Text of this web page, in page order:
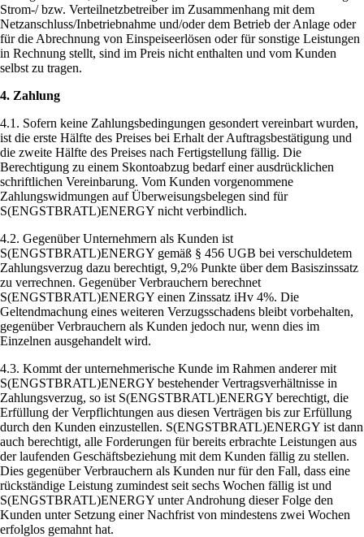
Strom-/ bzw. Verteilnetzbetreiber im Zusammenhang mit dem
Netzanschluss/Inbetriebnahme und/oder dem Betrieb der Anlage oder
für die Abrechnung von Einspeiseerlösen oder für sonstige Leistungen
in Rechnung stellt, sind im Preis nicht enthalten und vom Kunden
selbst zu tragen.
4. Zahlung
4.1. Sofern keine Zahlungsbedingungen gesondert vereinbart wurden,
ist die erste Hälfte des Preises bei Erhalt der Auftragsbestätigung und
die zweite Hälfte des Preises nach Fertigstellung fällig. Die
Berechtigung zu einem Skontoabzug bedarf einer ausdrücklichen
schriftlichen Vereinbarung. Vom Kunden vorgenommene
Zahlungswidmungen auf Überweisungsbelegen sind für
S(ENGSTBRATL)ENERGY nicht verbindlich.
4.2. Gegenüber Unternehmern als Kunden ist
S(ENGSTBRATL)ENERGY gemäß § 456 UGB bei verschuldetem
Zahlungsverzug dazu berechtigt, 9,2% Punkte über dem Basiszinssatz
zu verrechnen. Gegenüber Verbrauchern berechnet
S(ENGSTBRATL)ENERGY einen Zinssatz iHv 4%. Die
Geltendmachung eines weiteren Verzugsschadens bleibt vorbehalten,
gegenüber Verbrauchern als Kunden jedoch nur, wenn dies im
Einzelnen ausgehandelt wird.
4.3. Kommt der unternehmerische Kunde im Rahmen anderer mit
S(ENGSTBRATL)ENERGY bestehender Vertragsverhältnisse in
Zahlungsverzug, so ist S(ENGSTBRATL)ENERGY berechtigt, die
Erfüllung der Verpflichtungen aus diesen Verträgen bis zur Erfüllung
durch den Kunden einzustellen. S(ENGSTBRATL)ENERGY ist dann
auch berechtigt, alle Forderungen für bereits erbrachte Leistungen aus
der laufenden Geschäftsbeziehung mit dem Kunden fällig zu stellen.
Dies gegenüber Verbrauchern als Kunden nur für den Fall, dass eine
rückständige Leistung zumindest seit sechs Wochen fällig ist und
S(ENGSTBRATL)ENERGY unter Androhung dieser Folge den
Kunden unter Setzung einer Nachfrist von mindestens zwei Wochen
erfolglos gemahnt hat.